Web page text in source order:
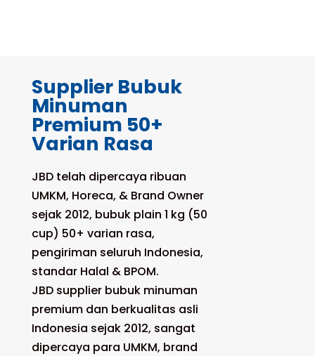
Supplier Bubuk
Minuman
Premium 50+
Varian Rasa
JBD telah dipercaya ribuan
UMKM, Horeca, & Brand Owner
sejak 2012, bubuk plain 1 kg (50
cup) 50+ varian rasa,
pengiriman seluruh Indonesia,
standar Halal & BPOM.
JBD supplier bubuk minuman
premium dan berkualitas asli
Indonesia sejak 2012, sangat
dipercaya para UMKM, brand